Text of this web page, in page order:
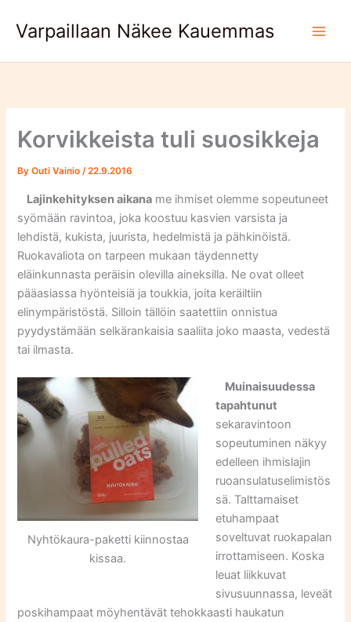
Varpaillaan Näkee Kauemmas
Korvikkeista tuli suosikkeja
ByOuti Vainio/22.9.2016
Lajinkehityksen aikana me ihmiset olemme sopeutuneet
syömään ravintoa, joka koostuu kasvien varsista ja
lehdistä, kukista, juurista, hedelmistä ja pähkinöistä.
Ruokavaliota on tarpeen mukaan täydennetty
eläinkunnasta peräisin olevilla aineksilla. Ne ovat olleet
pääasiassa hyönteisiä ja toukkia, joita keräiltiin
elinympäristöstä. Silloin tällöin saatettiin onnistua
pyydystämään selkärankaisia saaliita joko maasta, vedestä
tai ilmasta.
Nyhtökaura-paketti kiinnostaa
kissaa.
Muinaisuudessa
tapahtunut
sekaravintoon
sopeutuminen näkyy
edelleen ihmislajin
ruoansulatuselimistös
sä. Talttamaiset
etuhampaat
soveltuvat ruokapalan
irrottamiseen. Koska
leuat liikkuvat
sivusuunnassa, leveät
poskihampaat möyhentävät tehokkaasti haukatun